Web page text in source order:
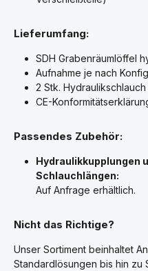
Lieferumfang:
SDH Grabenräumlöffel
Aufnahme je nach
2 Stk.
CE-
Passendes Zubehör:
Hydraulikkupplungen
Schlauchlängen:
Auf Anfrage erhältlich.
Nicht das Richtige?
Unser Sortiment beinhaltet
Standardlösungen bis hin